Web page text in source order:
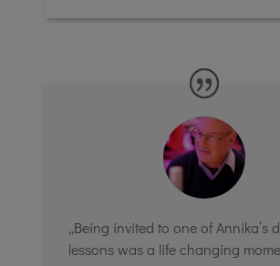
„Being invited to one of Annika’s
lessons was a life changing